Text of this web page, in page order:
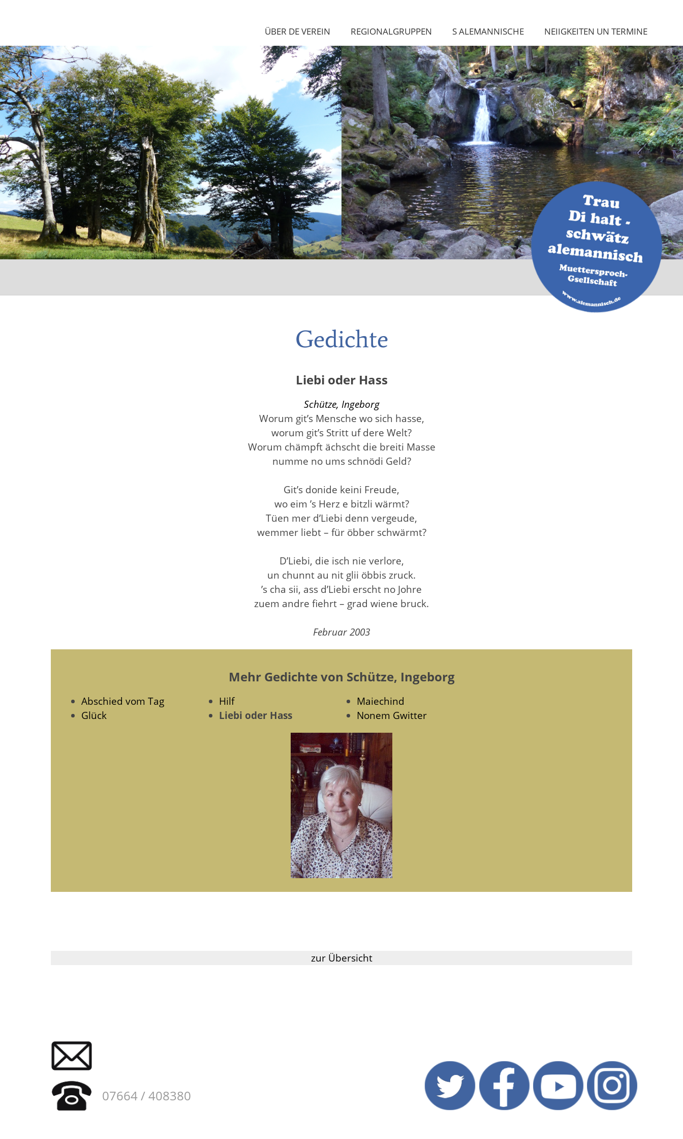
ÜBER DE VEREIN REGIONALGRUPPEN S ALEMANNISCHE NEIIGKEITEN UN TERMINE
Gedichte
Liebi oder Hass
Schütze, Ingeborg
Worum git’s Mensche wo sich hasse,
worum git’s Stritt uf dere Welt?
Worum chämpft ächscht die breiti Masse
numme no ums schnödi Geld?
Git’s donide keini Freude,
wo eim ’s Herz e bitzli wärmt?
Tüen mer d’Liebi denn vergeude,
wemmer liebt – für öbber schwärmt?
D’Liebi, die isch nie verlore,
un chunnt au nit glii öbbis zruck.
’s cha sii, ass d’Liebi erscht no Johre
zuem andre fiehrt – grad wiene bruck.
Februar 2003
Mehr Gedichte von Schütze, Ingeborg
Abschied vom Tag
Glück
Hilf
Liebi oder Hass
Maiechind
Nonem Gwitter
zur Übersicht
07664 / 408380